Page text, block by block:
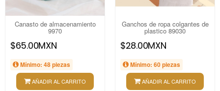
Canasto de almacenamiento
9970
$65.00MXN
Mínimo: 48 piezas
AÑADIR AL CARRITO
Ganchos de ropa colgantes de
plastico 89030
$28.00MXN
Mínimo: 60 piezas
AÑADIR AL CARRITO